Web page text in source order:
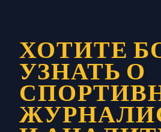
ХОТИТЕ
УЗНАТЬ О